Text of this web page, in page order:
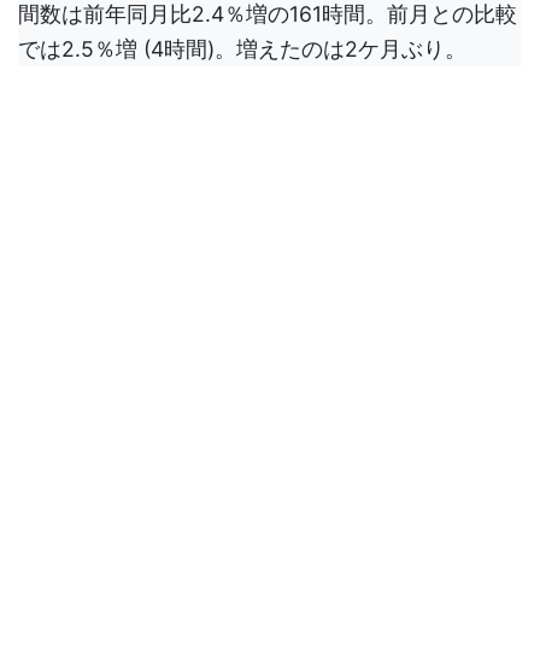
間数は前年同月比2.4％増の161時間。前月との比較
では2.5％増 (4時間)。増えたのは2ケ月ぶり。